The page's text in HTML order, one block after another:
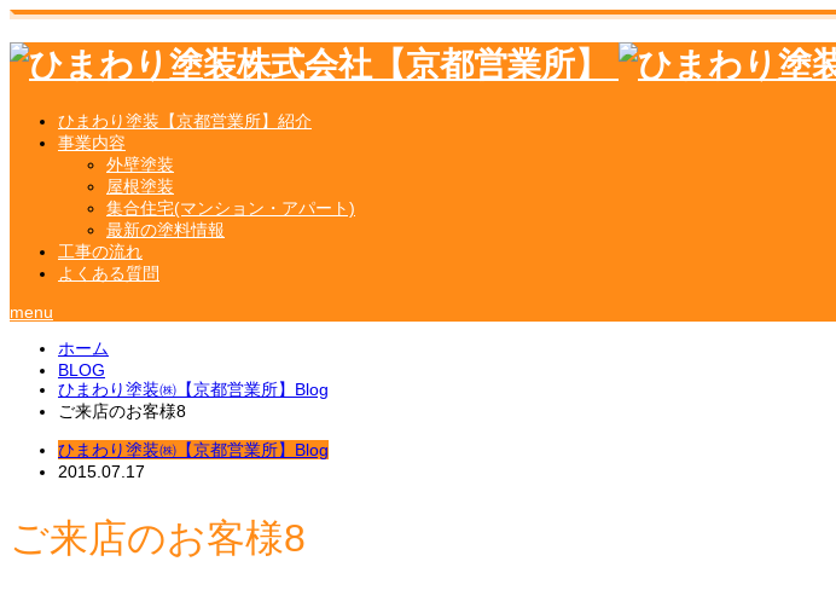
ひまわり塗装【京都営業所】紹介
事業内容
外壁塗装
屋根塗装
集合住宅(マンション・アパート)
最新の塗料情報
工事の流れ
よくある質問
menu
ホーム
BLOG
ひまわり塗装㈱【京都営業所】Blog
ご来店のお客様8
ひまわり塗装㈱【京都営業所】Blog
2015.07.17
ご来店のお客様8